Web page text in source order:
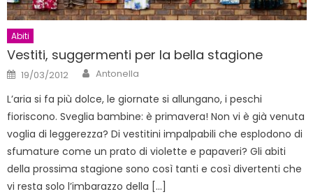
Abiti
Vestiti, suggermenti per la bella stagione
Posted
on
19/03/2012 Author
Antonella
L’aria si fa più dolce, le giornate si allungano, i peschi
fioriscono. Sveglia bambine: è primavera! Non vi è già venuta
voglia di leggerezza? Di vestitini impalpabili che esplodono di
sfumature come un prato di violette e papaveri? Gli abiti
della prossima stagione sono così tanti e così divertenti che
vi resta solo l’imbarazzo della […]